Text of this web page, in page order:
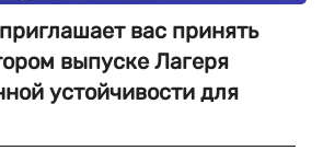
вас принять
выпуске Лагеря
устойчивости для